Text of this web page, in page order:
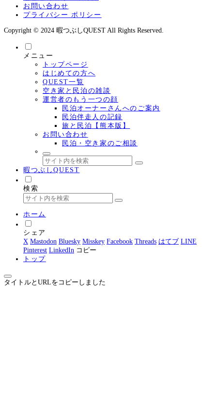
お問い合わせ
プライバシー ポリシー
Copyright © 2024 暇つぶしQUEST All Rights Reserved.
メニュー
トップページ
はじめての方へ
QUEST一覧
空き家と民泊の雑談
運営者のもう一つの顔
民泊オーナーさんへのご案内
民泊伴走人の記録
旅と民泊【熊本版】
お問い合わせ
民泊・空き家のご相談
暇つぶしQUEST
検索
ホーム
シェア
X Mastodon Bluesky Misskey Facebook Threads はてブ LINE
Pinterest LinkedIn コピー
トップ
タイトルとURLをコピーしました